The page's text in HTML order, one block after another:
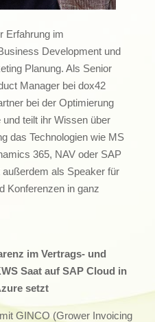
Erfahrung im
Development und
Planung. Als Senior
Manager bei dox42
bei der Optimierung
teilt ihr Wissen über
das Technologien wie MS
365, NAV oder SAP
als Speaker für
Konferenzen in ganz
im Vertrags- und
Saat auf SAP Cloud in
setzt
GINCO (Grower Invoicing